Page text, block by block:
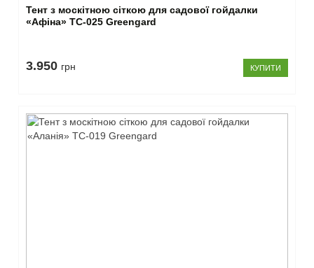
Тент з москітною сіткою для садової гойдалки
«Афіна» ТС-025 Greengard
3.950 грн КУПИТИ